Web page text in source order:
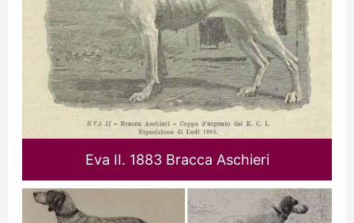
Eva II. 1883 Bracca Aschieri